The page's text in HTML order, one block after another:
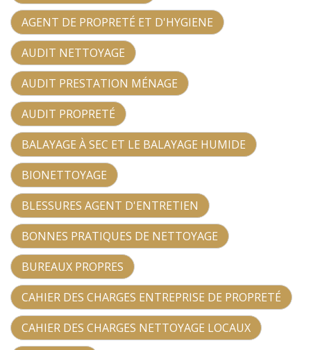
AGENT DE PROPRETÉ ET D'HYGIENE
AUDIT NETTOYAGE
AUDIT PRESTATION MÉNAGE
AUDIT PROPRETÉ
BALAYAGE À SEC ET LE BALAYAGE HUMIDE
BIONETTOYAGE
BLESSURES AGENT D'ENTRETIEN
BONNES PRATIQUES DE NETTOYAGE
BUREAUX PROPRES
CAHIER DES CHARGES ENTREPRISE DE PROPRETÉ
CAHIER DES CHARGES NETTOYAGE LOCAUX